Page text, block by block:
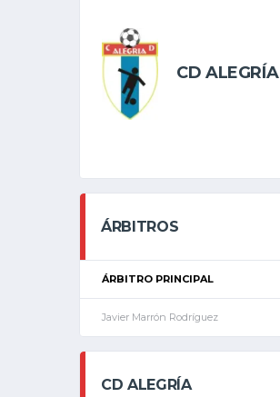
CD ALEGRÍA
ÁRBITROS
ÁRBITRO PRINCIPAL
Javier Marrón Rodríguez
CD ALEGRÍA